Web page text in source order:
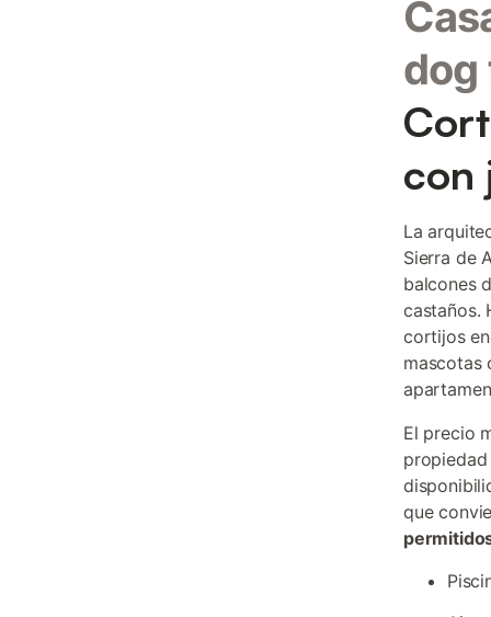
dog
con
La
Sierra de
balcones
castaños.
cortijos
mascotas
El precio
propiedad
que